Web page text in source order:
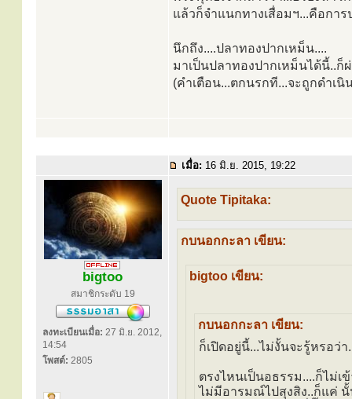
แล้วก็จำแนกทางเสื่อมฯ...คือการ
นึกถึง....ปลาทองปากเหม็น....
มาเป็นปลาทองปากเหม็นได้นี้..ก็
(คำเตือน...ตกนรกที...จะถูกดำเ
เมื่อ: 16 มิ.ย. 2015, 19:22
bigtoo
สมาชิกระดับ 19
ลงทะเบียนเมื่อ: 27 มิ.ย. 2012,
14:54
โพสต์: 2805
Quote Tipitaka:
กบนอกกะลา เขียน:
bigtoo เขียน:
กบนอกกะลา เขียน:
ก็เปิดอยู่นี้...ไม่งั้นจะรู้หรอว่
ตรงไหนเป็นอธรรม....ก็ไม่เ
ไม่มีอารมณ์ไปสุงสิง..ก็แค่ นั้